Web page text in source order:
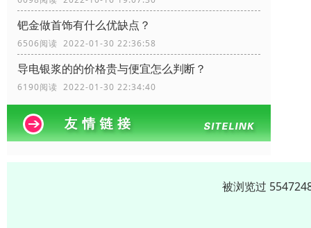
钯金做首饰有什么优缺点？
6506阅读 2022-01-30 22:36:58
导电银浆的的价格贵与便宜怎么判断？
6190阅读 2022-01-30 22:34:40
被浏览过